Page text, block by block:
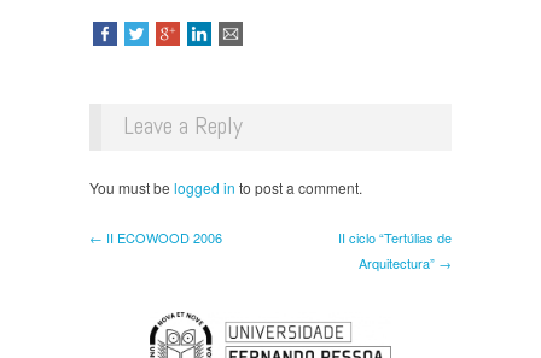
Leave a Reply
You must be logged in to post a comment.
← II ECOWOOD 2006
II ciclo “Tertúlias de
Arquitectura” →